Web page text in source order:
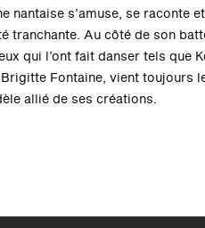
nantaise s’amuse, se
tranchante. Au côté de son
qui l’ont fait danser tels que
Fontaine, vient toujours
allié de ses créations.